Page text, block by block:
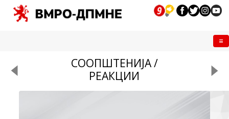
СООПШТЕНИЈА /
РЕАКЦИИ